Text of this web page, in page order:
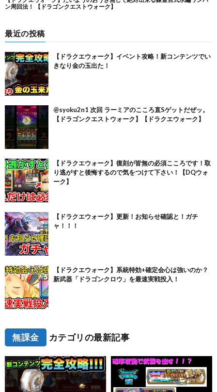
最近の投稿
【ドラクエウォーク】イベント攻略！新コンテンツでい
きなり金の玉出た！
@syoku2n1 次回 ラーミアのこころ直Sゲットだぜッ。
【ドラゴンクエストウォーク】【ドラクエウォーク】
【ドラクエウォーク】復刻が皆無の必須こころです！取
り逃がすと後悔するので気をつけて下さい！【DQウォ
ーク】
【ドラクエウォーク】更新！お知らせ確認と！ガチ
ャ！！！
【ドラクエウォーク】系統特効+確定会心は強いのか？
新武器「ドラゴンクロウ」を最速実戦投入！
無課金 カテゴリの最新記事